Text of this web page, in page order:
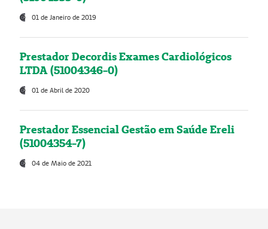
01 de Janeiro de 2019
Prestador Decordis Exames Cardiológicos
LTDA (51004346-0)
01 de Abril de 2020
Prestador Essencial Gestão em Saúde Ereli
(51004354-7)
04 de Maio de 2021